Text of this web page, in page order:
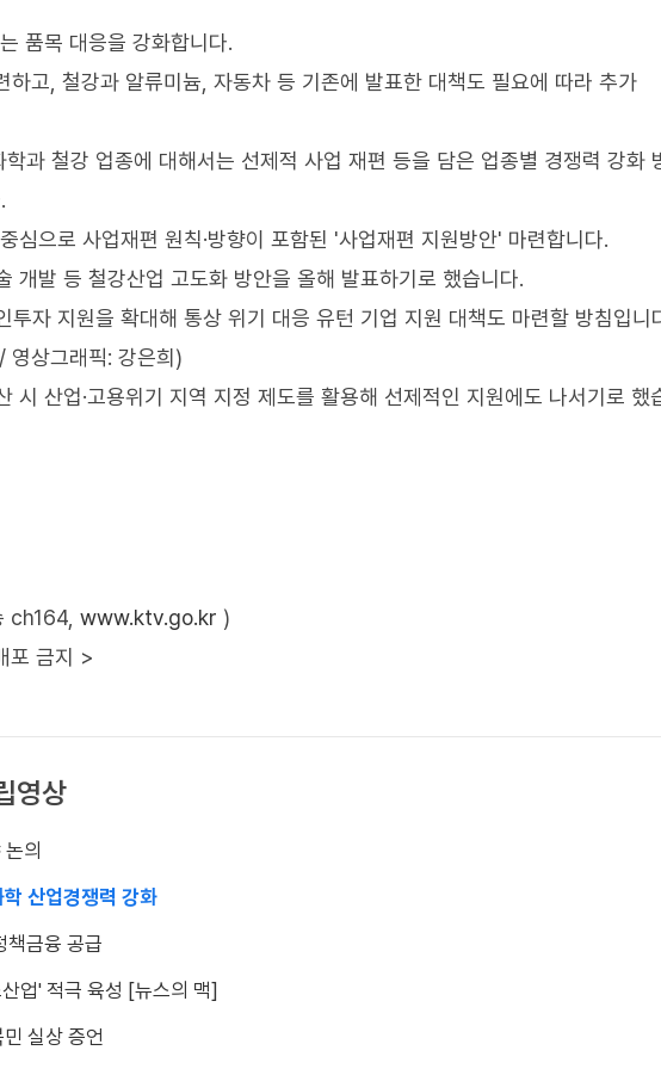
품목 대응을 강화합니다.
하고, 철강과 알류미늄, 자동차 등 기존에 발표한 대책도 필요에 따라 추가
과 철강 업종에 대해서는 선제적 사업 재편 등을 담은 업종별 경쟁력 강화
심으로 사업재편 원칙·방향이 포함된 '사업재편 지원방안' 마련합니다.
개발 등 철강산업 고도화 방안을 올해 발표하기로 했습니다.
투자 지원을 확대해 통상 위기 대응 유턴 기업 지원 대책도 마련할 방침입니
영상그래픽: 강은희)
시 산업·고용위기 지역 지정 제도를 활용해 선제적인 지원에도 나서기로 했
ch164, www.ktv.go.kr )
포 금지 >
영상
의
학 산업경쟁력 강화
책금융 공급
업' 적극 육성 [뉴스의 맥]
민 실상 증언